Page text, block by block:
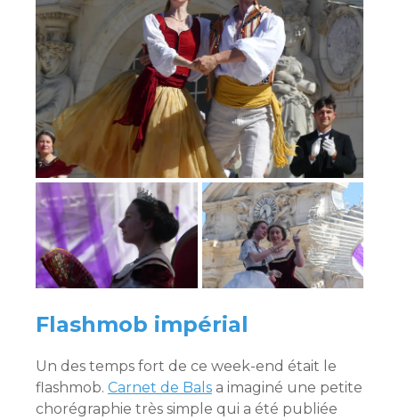
Flashmob impérial
Un des temps fort de ce week-end était le
flashmob. Carnet de Bals a imaginé une petite
chorégraphie très simple qui a été publiée